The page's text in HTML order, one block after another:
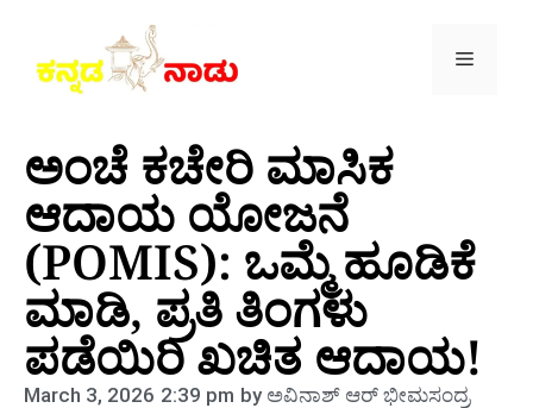
ಅಂಚೆ ಕಚೇರಿ ಮಾಸಿಕ
ಆದಾಯ ಯೋಜನೆ
(POMIS): ಒಮ್ಮೆ ಹೂಡಿಕೆ
ಮಾಡಿ, ಪ್ರತಿ ತಿಂಗಳು
ಪಡೆಯಿರಿ ಖಚಿತ ಆದಾಯ!
March 3, 2026 2:39 pm byಅವಿನಾಶ್‌ ಆರ್‌ ಭೀಮಸಂದ್ರ